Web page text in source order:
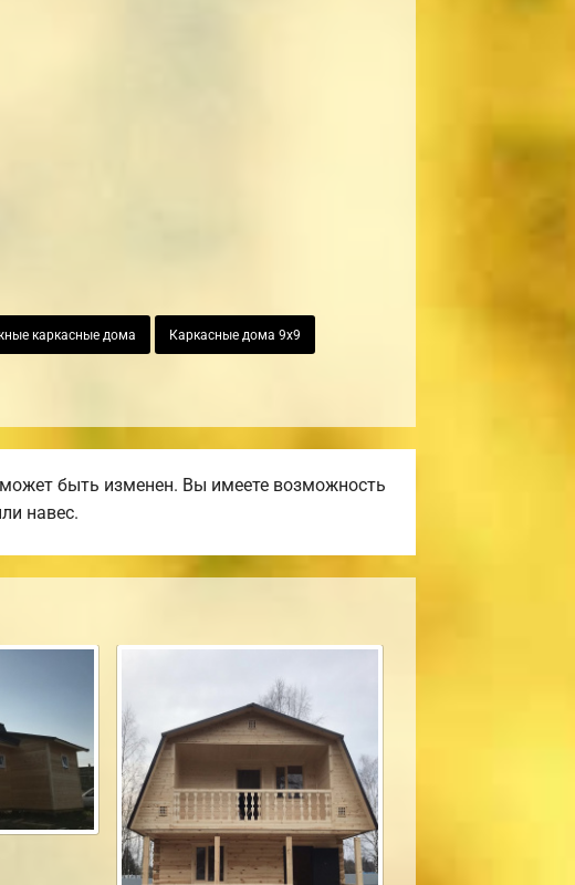
каркасные дома Каркасные дома 9х9
быть изменен. Вы имеете возможность
навес.